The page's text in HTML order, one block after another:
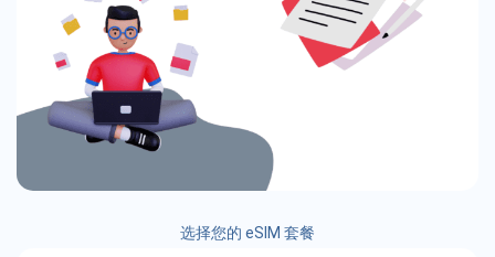
选择您的 eSIM 套餐